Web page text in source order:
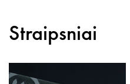
Straipsniai